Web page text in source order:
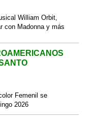
William Orbit,
con Madonna y más
Femenil se
2026